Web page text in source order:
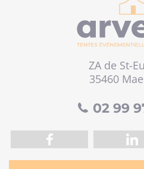
ZA de St-
35460
02 99